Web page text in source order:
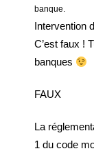
banque.
Intervention
C’est faux !
banques
FAUX
La
1 du code